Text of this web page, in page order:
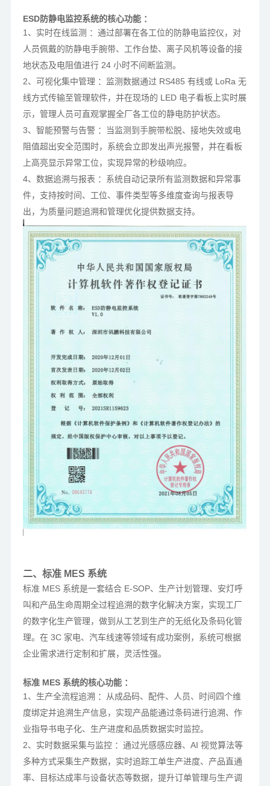
ESD防静电监控系统的核心功能 ：
1、实时在线监测 ：通过部署在各工位的防静电监控仪，对
人员佩戴的防静电手腕带、工作台垫、离子风机等设备的接
地状态及电阻值进行 24 小时不间断监测。
2、可视化集中管理 ：监测数据通过 RS485 有线或 LoRa 无
线方式传输至管理软件，并在现场的 LED 电子看板上实时展
示，管理人员可直观掌握全厂各工位的静电防护状态。
3、智能预警与告警 ：当监测到手腕带松脱、接地失效或电
阻值超出安全范围时，系统会立即发出声光报警，并在看板
上高亮显示异常工位，实现异常的秒级响应。
4、数据追溯与报表 ：系统自动记录所有监测数据和异常事
件，支持按时间、工位、事件类型等多维度查询与报表导
出，为质量问题追溯和管理优化提供数据支持。
二、标准 MES 系统
标准 MES 系统是一套结合 E-SOP、生产计划管理、安灯呼
叫和产品生命周期全过程追溯的数字化解决方案，实现工厂
的数字化生产管理，做到从工艺到生产的无纸化及条码化管
理。在 3C 家电、汽车线速等领域有成功案例，系统可根据
企业需求进行定制和扩展，灵活性强。
标准 MES 系统的核心功能 ：
1、生产全流程追溯 ：从成品码、配件、人员、时间四个维
度绑定并追溯生产信息，实现产品能通过条码进行追溯、作
业指导书电子化、生产进度和品质数据实时监控。
2、实时数据采集与监控 ：通过光感感应器、AI 视觉算法等
多种方式采集生产数据，实时追踪工单生产进度、产品直通
率、目标达成率与设备状态等数据，提升订单管理与生产调